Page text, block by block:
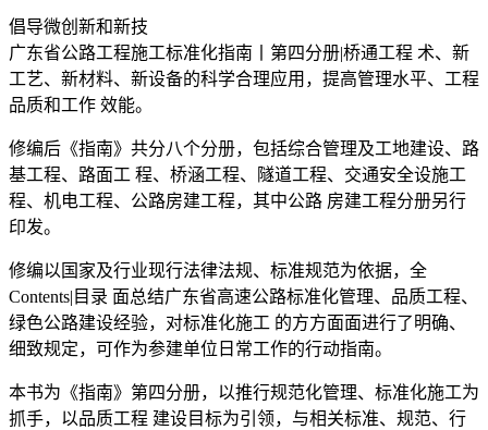
倡导微创新和新技
广东省公路工程施工标准化指南丨第四分册|桥通工程 术、新
工艺、新材料、新设备的科学合理应用，提高管理水平、工程
品质和工作 效能。
修编后《指南》共分八个分册，包括综合管理及工地建设、路
基工程、路面工 程、桥涵工程、隧道工程、交通安全设施工
程、机电工程、公路房建工程，其中公路 房建工程分册另行
印发。
修编以国家及行业现行法律法规、标准规范为依据，全
Contents|目录 面总结广东省高速公路标准化管理、品质工程、
绿色公路建设经验，对标准化施工 的方方面面进行了明确、
细致规定，可作为参建单位日常工作的行动指南。
本书为《指南》第四分册，以推行规范化管理、标准化施工为
抓手，以品质工程 建设目标为引领，与相关标准、规范、行